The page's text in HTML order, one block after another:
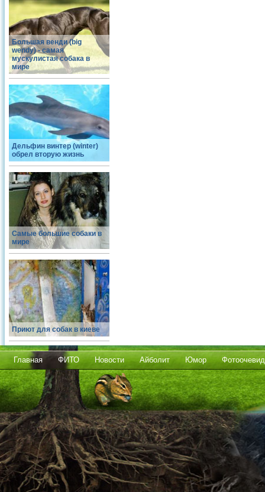
Большая венди (big
wendy) - самая
мускулистая собака в
мире
Дельфин винтер (winter)
обрел вторую жизнь
Самые большие собаки в
мире
Приют для собак в киеве
Главная ФИТО Новости Айболит Юмор